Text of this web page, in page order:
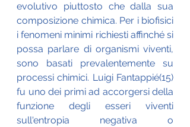
evolutivo piuttosto che dalla sua
composizione chimica. Per i biofisici
i fenomeni minimi richiesti affinché si
possa parlare di organismi viventi,
sono basati prevalentemente su
processi chimici. Luigi Fantappié(15)
fu uno dei primi ad accorgersi della
funzione degli esseri viventi
sull'entropia negativa o